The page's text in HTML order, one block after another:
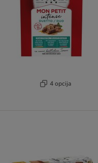
4 opcija